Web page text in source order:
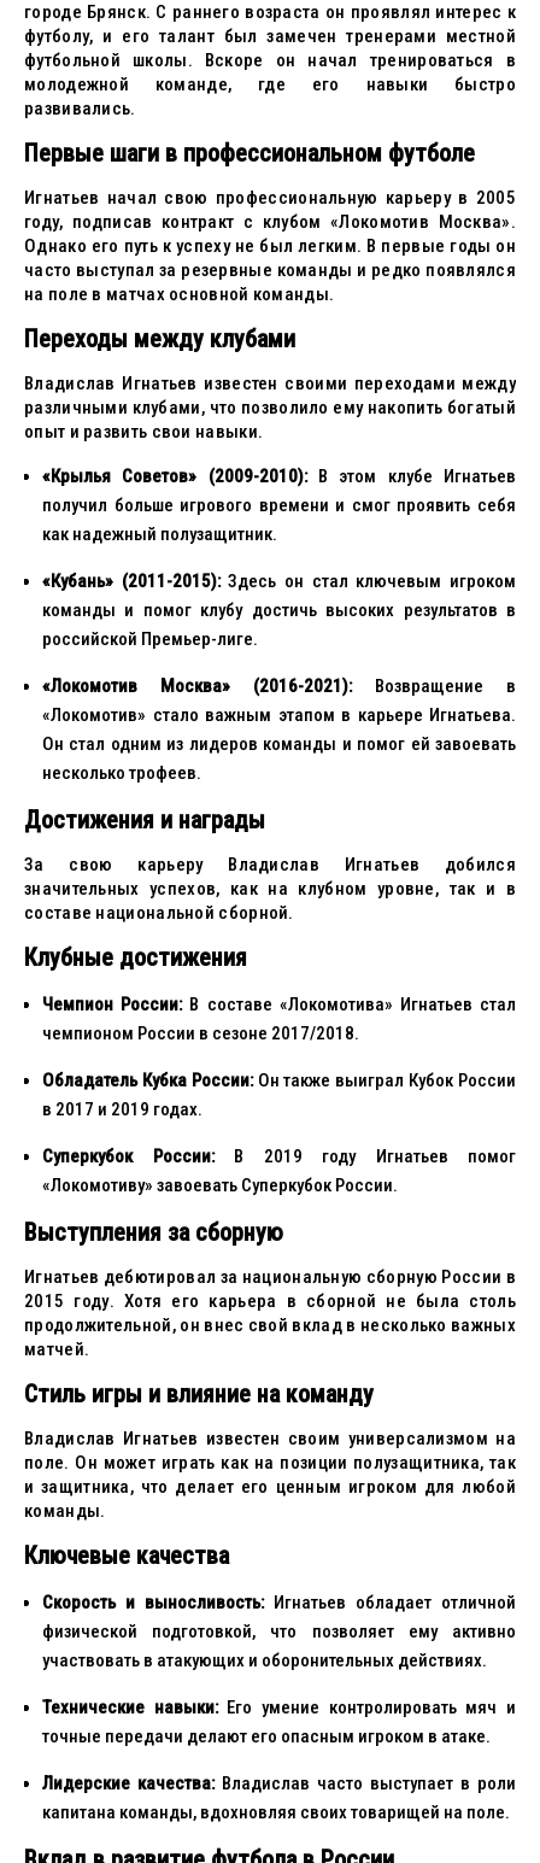
городе Брянск. С раннего возраста он проявлял интерес к
футболу, и его талант был замечен тренерами местной
футбольной школы. Вскоре он начал тренироваться в
молодежной команде, где его навыки быстро
развивались.
Первые шаги в профессиональном футболе
Игнатьев начал свою профессиональную карьеру в 2005
году, подписав контракт с клубом «Локомотив Москва».
Однако его путь к успеху не был легким. В первые годы он
часто выступал за резервные команды и редко появлялся
на поле в матчах основной команды.
Переходы между клубами
Владислав Игнатьев известен своими переходами между
различными клубами, что позволило ему накопить богатый
опыт и развить свои навыки.
«Крылья Советов» (2009-2010):В этом клубе Игнатьев
получил больше игрового времени и смог проявить себя
как надежный полузащитник.
«Кубань» (2011-2015):Здесь он стал ключевым игроком
команды и помог клубу достичь высоких результатов в
российской Премьер-лиге.
«Локомотив Москва» (2016-2021):Возвращение в
«Локомотив» стало важным этапом в карьере Игнатьева.
Он стал одним из лидеров команды и помог ей завоевать
несколько трофеев.
Достижения и награды
За свою карьеру Владислав Игнатьев добился
значительных успехов, как на клубном уровне, так и в
составе национальной сборной.
Клубные достижения
Чемпион России:В составе «Локомотива» Игнатьев стал
чемпионом России в сезоне 2017/2018.
Обладатель Кубка России:Он также выиграл Кубок России
в 2017 и 2019 годах.
Суперкубок России:В 2019 году Игнатьев помог
«Локомотиву» завоевать Суперкубок России.
Выступления за сборную
Игнатьев дебютировал за национальную сборную России в
2015 году. Хотя его карьера в сборной не была столь
продолжительной, он внес свой вклад в несколько важных
матчей.
Стиль игры и влияние на команду
Владислав Игнатьев известен своим универсализмом на
поле. Он может играть как на позиции полузащитника, так
и защитника, что делает его ценным игроком для любой
команды.
Ключевые качества
Скорость и выносливость:Игнатьев обладает отличной
физической подготовкой, что позволяет ему активно
участвовать в атакующих и оборонительных действиях.
Технические навыки:Его умение контролировать мяч и
точные передачи делают его опасным игроком в атаке.
Лидерские качества:Владислав часто выступает в роли
капитана команды, вдохновляя своих товарищей на поле.